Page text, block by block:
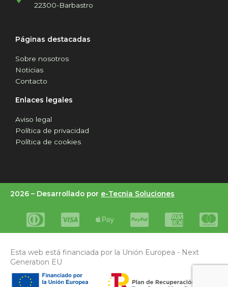
22300-Barbastro
Páginas destacadas
Sobre nosotros
Noticias
Contacto
Enlaces legales
Aviso legal
Política de privacidad
Política de cookies
2026 – Desarrollado por e-Tecnia Soluciones
Esta web está financiada por la Unión Europea - Next
Generation EU